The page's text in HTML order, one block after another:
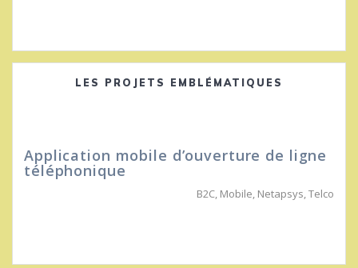
LES PROJETS EMBLÉMATIQUES
Application mobile d’ouverture de ligne
téléphonique
B2C, Mobile, Netapsys,Telco